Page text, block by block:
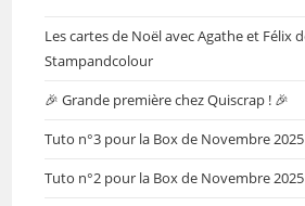
Les cartes de Noël avec Agathe et Félix
Stampandcolour
🎉 Grande première chez Quiscrap ! 🎉
Tuto n°3 pour la Box de Novembre
Tuto n°2 pour la Box de Novembre